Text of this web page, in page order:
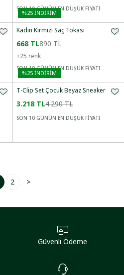
SON 10 GÜNÜN EN DÜŞÜK FİYATI
%25İNDİRİM
Kadın Kırmızı Saç Tokası
668 TL890 TL
+25 renk
SON 10 GÜNÜN EN DÜŞÜK FİYATI
%25İNDİRİM
T-Clip Set Çocuk Beyaz Sneaker
3.218 TL4.290 TL
SON 10 GÜNÜN EN DÜŞÜK FİYATI
2 >
Güvenli Ödeme